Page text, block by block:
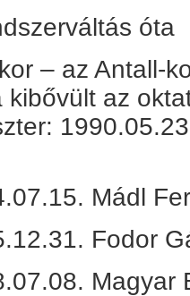
óta
– az Antall-
kibővült az
Mádl
Fodor
Magyar